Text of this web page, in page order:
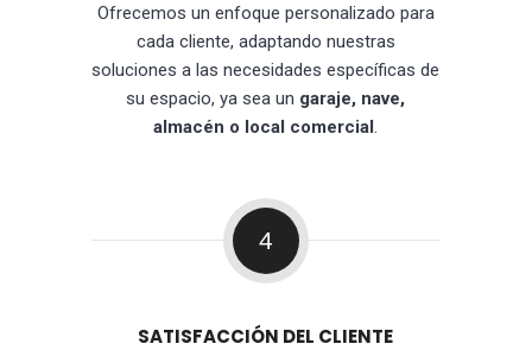
Ofrecemos un enfoque personalizado para
cada cliente, adaptando nuestras
soluciones a las necesidades específicas de
su espacio, ya sea un garaje, nave,
almacén o local comercial.
4
SATISFACCIÓN DEL CLIENTE